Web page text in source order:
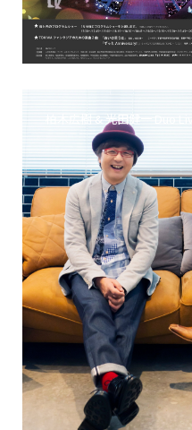
柏木広樹 & 光田健一 Duo